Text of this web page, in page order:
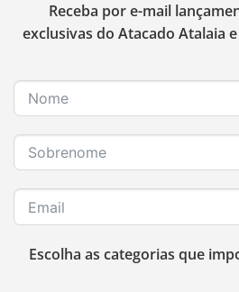
Receba por e-mail
exclusivas do Atacado Atalaia
Escolha as categorias que